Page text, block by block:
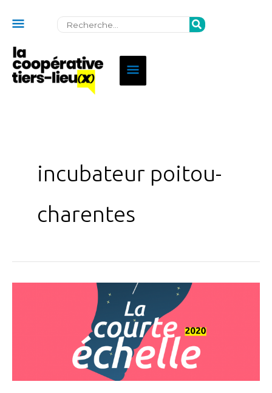
Rechercher:
de
l'en-
Menu
principal
incubateur poitou-
charentes
la